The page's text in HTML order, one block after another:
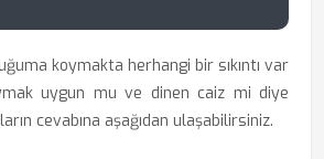
koymakta herhangi bir sıkıntı var
uygun mu ve dinen caiz mi diye
cevabına aşağıdan ulaşabilirsiniz.